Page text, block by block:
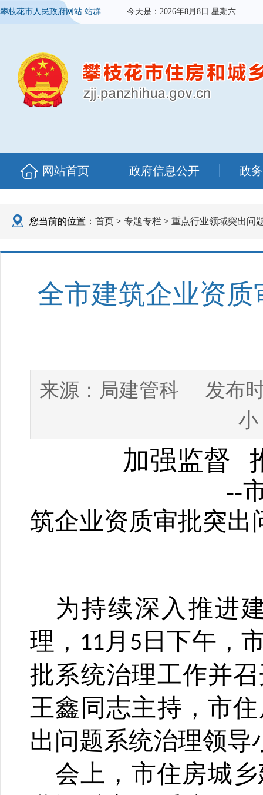
攀枝花市人民政府网站 站群 今天是： 2026年8月8日 星期六
网站首页 政府信息公开 政
您当前的位置： 首页 > 专题专栏 > 重点行业领域突出问
全市建筑企业资
来源： 局建管科 发布
小
加强监督
--
筑企业资质审批突出
为持续深入 推进
理， 11 月 5 日下午，
批系统治理工作并
王鑫同志主持，市
出问题系统治理领导
会上，市住房城